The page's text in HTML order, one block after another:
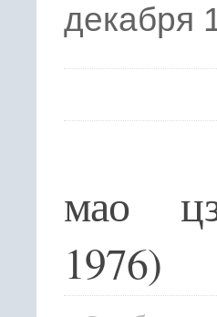
декабря
мао
1976)